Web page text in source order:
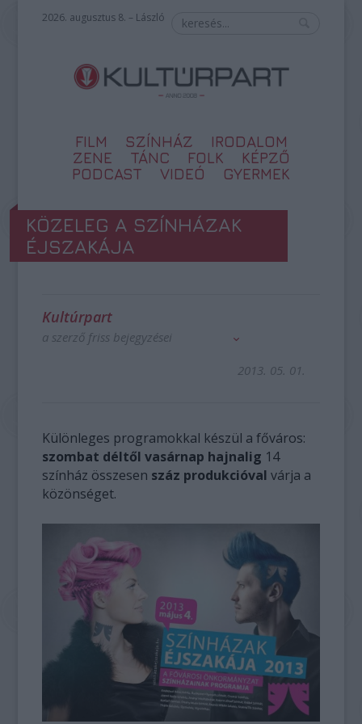
2026. augusztus 8. – László
FILM SZÍNHÁZ
IRODALOM
ZENE
TÁNC FOLK
KÉPZŐ
PODCAST
VIDEÓ GYERMEK
KÖZELEG A SZÍNHÁZAK
ÉJSZAKÁJA
Kultúrpart
a szerző friss bejegyzései
2013. 05. 01.
Különleges programokkal készül a főváros:
szombat déltől vasárnap hajnalig 14
színház összesen száz produkcióvalvárja a
közönséget.